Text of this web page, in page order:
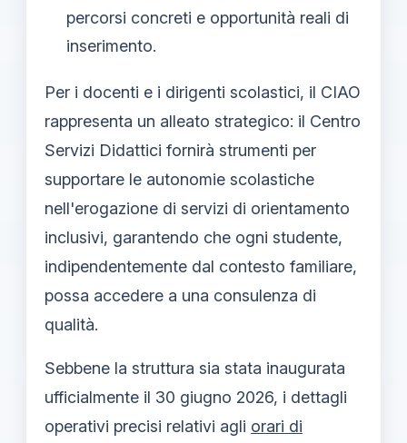
percorsi concreti e opportunità reali di
inserimento.
Per i docenti e i dirigenti scolastici, il CIAO
rappresenta un alleato strategico: il Centro
Servizi Didattici fornirà strumenti per
supportare le autonomie scolastiche
nell'erogazione di servizi di orientamento
inclusivi, garantendo che ogni studente,
indipendentemente dal contesto familiare,
possa accedere a una consulenza di
qualità.
Sebbene la struttura sia stata inaugurata
ufficialmente il 30 giugno 2026, i dettagli
operativi precisi relativi agli orari di